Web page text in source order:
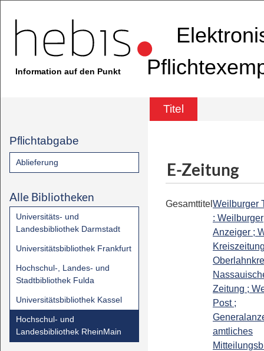
Information auf den Punkt
Titel
Pflichtabgabe
Ablieferung
Alle Bibliotheken
Universitäts- und
Landesbibliothek Darmstadt
Universitätsbibliothek Frankfurt
Hochschul-, Landes- und
Stadtbibliothek Fulda
Universitätsbibliothek Kassel
Hochschul- und
Landesbibliothek RheinMain
E-Zeitung
Gesamttitel Weilburger
: Weilburger
Anzeiger ;
Zeitung ;
Post ;
amtliches